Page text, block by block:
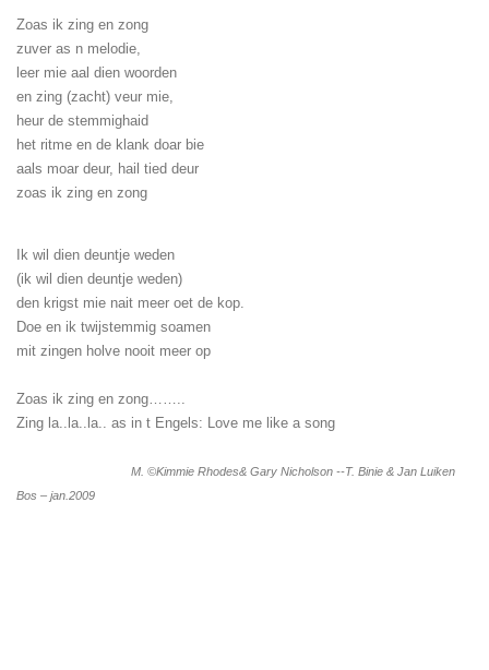
Zoas ik zing en zong
zuver as n melodie,
leer mie aal dien woorden
en zing (zacht) veur mie,
heur de stemmighaid
het ritme en de klank doar bie
aals moar deur, hail tied deur
zoas ik zing en zong
Ik wil dien deuntje weden
(ik wil dien deuntje weden)
den krigst mie nait meer oet de kop.
Doe en ik twijstemmig soamen
mit zingen holve nooit meer op
Zoas ik zing en zong……..
Zing la..la..la.. as in t Engels: Love me like a song
M. ©Kimmie Rhodes& Gary Nicholson --T. Binie & Jan Luiken
Bos – jan.2009